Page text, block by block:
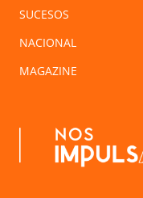
SUCESOS
NACIONAL
MAGAZINE